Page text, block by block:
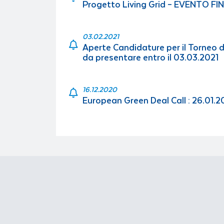
Progetto Living Grid – EVENTO
03.02.2021
Aperte Candidature per il Torneo
da presentare entro il 03.03.2021
16.12.2020
European Green Deal Call :